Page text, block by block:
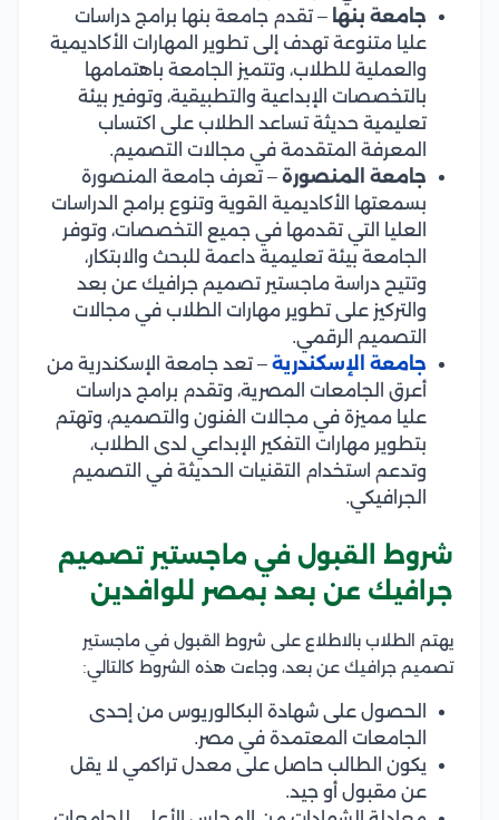
جامعة بنها – تقدم جامعة بنها برامج دراسات
عليا متنوعة تهدف إلى تطوير المهارات الأكاديمية
والعملية للطلاب، وتتميز الجامعة باهتمامها
بالتخصصات الإبداعية والتطبيقية، وتوفير بيئة
تعليمية حديثة تساعد الطلاب على اكتساب
المعرفة المتقدمة في مجالات التصميم.
جامعة المنصورة – تعرف جامعة المنصورة
بسمعتها الأكاديمية القوية وتنوع برامج الدراسات
العليا التي تقدمها في جميع التخصصات، وتوفر
الجامعة بيئة تعليمية داعمة للبحث والابتكار،
وتتيح دراسة ماجستير تصميم جرافيك عن بعد
والتركيز على تطوير مهارات الطلاب في مجالات
التصميم الرقمي.
جامعة الإسكندرية – تعد جامعة الإسكندرية من
أعرق الجامعات المصرية، وتقدم برامج دراسات
عليا مميزة في مجالات الفنون والتصميم، وتهتم
بتطوير مهارات التفكير الإبداعي لدى الطلاب،
وتدعم استخدام التقنيات الحديثة في التصميم
الجرافيكي.
شروط القبول في ماجستير تصميم
جرافيك عن بعد بمصر للوافدين
يهتم الطلاب بالاطلاع على شروط القبول في ماجستير
تصميم جرافيك عن بعد، وجاءت هذه الشروط كالتالي:
الحصول على شهادة البكالوريوس من إحدى
الجامعات المعتمدة في مصر.
يكون الطالب حاصل على معدل تراكمي لا يقل
عن مقبول أو جيد.